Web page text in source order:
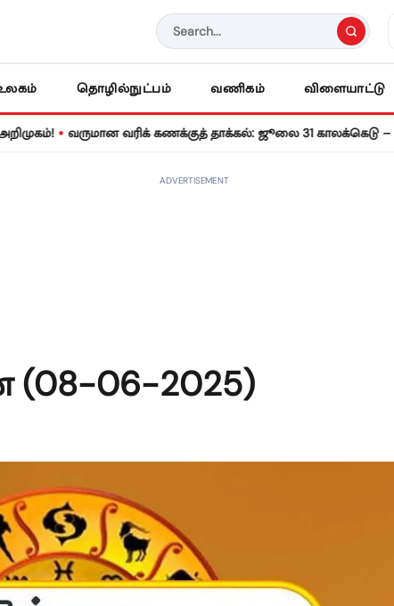
தொழில்நுட்பம் வணிகம் விளையாட்டு
• வருமான வரிக் கணக்குத் தாக்கல்: ஜூலை 31 காலக்கெடு –
ADVERTISEMENT
06-2025)